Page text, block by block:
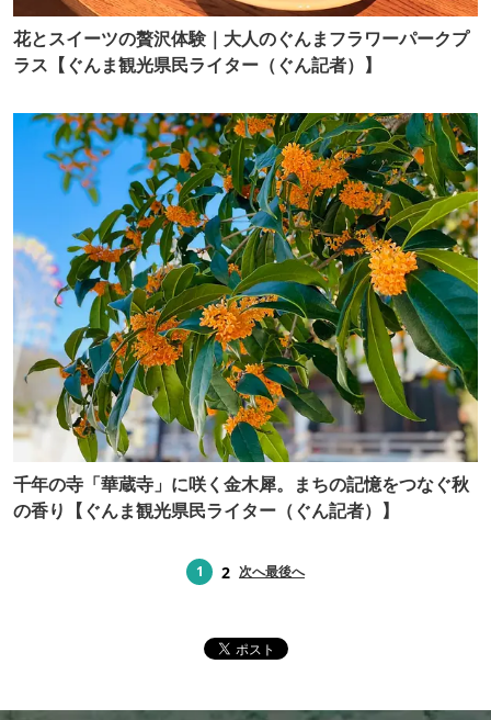
花とスイーツの贅沢体験｜大人のぐんまフラワーパークプ
ラス【ぐんま観光県民ライター（ぐん記者）】
千年の寺「華蔵寺」に咲く金木犀。まちの記憶をつなぐ秋
の香り【ぐんま観光県民ライター（ぐん記者）】
1 2 次へ最後へ